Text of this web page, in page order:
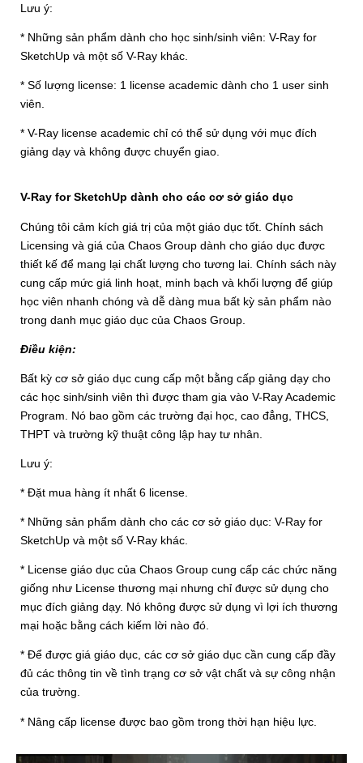
Lưu ý:
* Những sản phẩm dành cho học sinh/sinh viên: V-Ray for
SketchUp và một số V-Ray khác.
* Số lượng license: 1 license academic dành cho 1 user sinh
viên.
* V-Ray license academic chỉ có thể sử dụng với mục đích
giảng dạy và không được chuyển giao.
V-Ray for SketchUp dành cho các cơ sở giáo dục
Chúng tôi cảm kích giá trị của một giáo dục tốt. Chính sách
Licensing và giá của Chaos Group dành cho giáo dục được
thiết kế để mang lại chất lượng cho tương lai. Chính sách này
cung cấp mức giá linh hoạt, minh bạch và khối lượng để giúp
học viên nhanh chóng và dễ dàng mua bất kỳ sản phẩm nào
trong danh mục giáo dục của Chaos Group.
Điều kiện:
Bất kỳ cơ sở giáo dục cung cấp một bằng cấp giảng dạy cho
các học sinh/sinh viên thì được tham gia vào V-Ray Academic
Program. Nó bao gồm các trường đại học, cao đẳng, THCS,
THPT và trường kỹ thuật công lập hay tư nhân.
Lưu ý:
* Đặt mua hàng ít nhất 6 license.
* Những sản phẩm dành cho các cơ sở giáo dục: V-Ray for
SketchUp và một số V-Ray khác.
* License giáo dục của Chaos Group cung cấp các chức năng
giống như License thương mại nhưng chỉ được sử dụng cho
mục đích giảng dạy. Nó không được sử dụng vì lợi ích thương
mại hoặc bằng cách kiếm lời nào đó.
* Để được giá giáo dục, các cơ sở giáo dục cần cung cấp đầy
đủ các thông tin về tình trạng cơ sở vật chất và sự công nhận
của trường.
* Nâng cấp license được bao gồm trong thời hạn hiệu lực.